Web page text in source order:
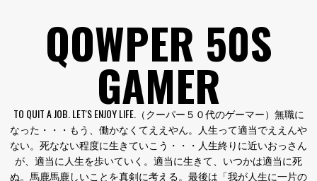
QOWPER 50S
GAMER
TO QUIT A JOB. LET'S ENJOY LIFE.（クーパー５０代のゲーマー）無職に
なった・・・もう、働かなくてええやん。人生って適当でええんや
ない。死なない程度に生きていこう・・・人生終りに近いおっさん
が、適当に人生を歩いていく。適当に生きて、いつかは適当に死
ぬ。馬鹿馬鹿しいことを真剣に考える。最後は「我が人生に一片の